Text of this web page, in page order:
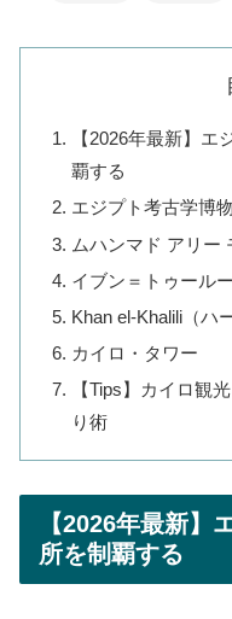
【2026年最新】エ
覇する
エジプト考古学博
ムハンマド アリー
イブン＝トゥール
Khan el-Khalili（ハ
カイロ・タワー
【Tips】カイロ観
り術
【2026年最新】
所を制覇する